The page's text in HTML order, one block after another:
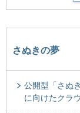
さぬきの夢
公開型「さぬ
に向けたクラ